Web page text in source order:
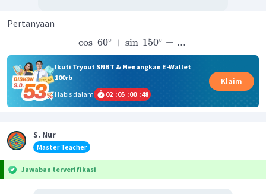
Pertanyaan
cos 60∘ + sin 150∘ = ...
Ikuti Tryout SNBT & Menangkan E-Wallet
100rb
Habis dalam
02 :05 :00 :48
Klaim
S. Nur
Master Teacher
Jawaban terverifikasi